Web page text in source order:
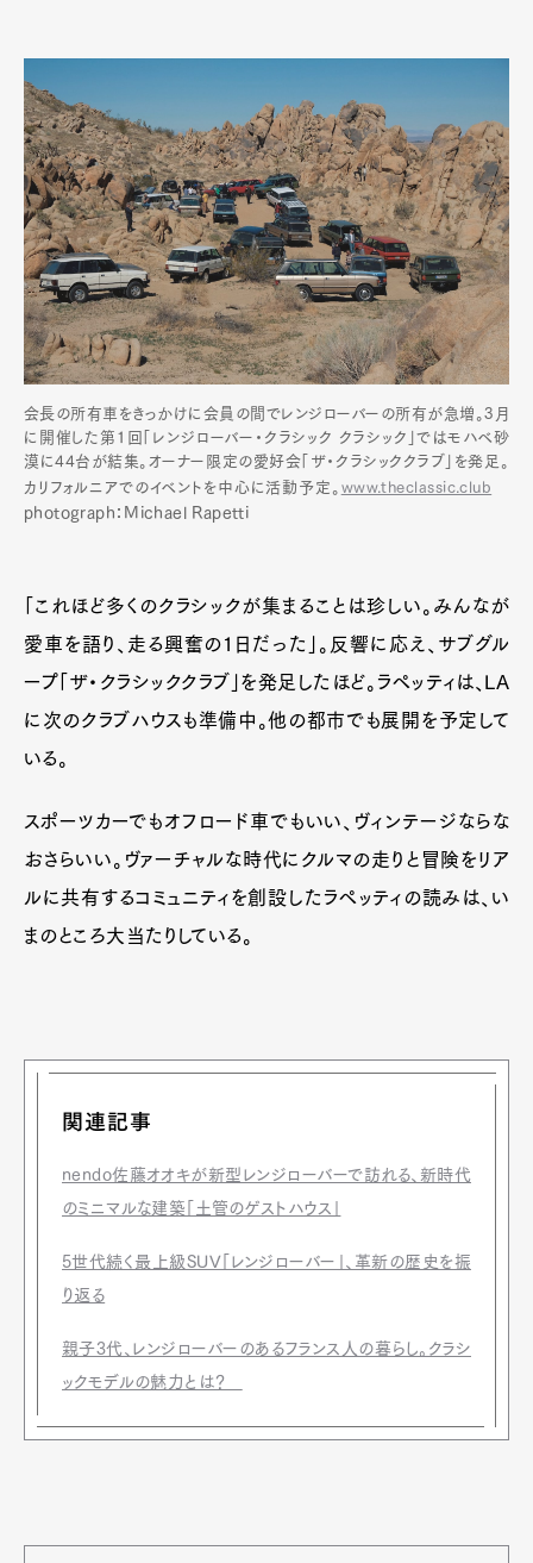
会長の所有車をきっかけに会員の間でレンジローバーの所有が急増。3月
に開催した第1回「レンジローバー・クラシック クラシック」ではモハベ砂
漠に44台が結集。オーナー限定の愛好会「ザ・クラシッククラブ」を発足。
カリフォルニアでのイベントを中心に活動予定。 www.theclassic.club
photograph：Michael Rapetti
「これほど多くのクラシックが集まることは珍しい。みんなが
愛車を語り、走る興奮の1日だった」。反響に応え、サブグル
ープ「ザ・クラシッククラブ」を発足したほど。ラペッティは、LA
に次のクラブハウスも準備中。他の都市でも展開を予定して
いる。
スポーツカーでもオフロード車でもいい、ヴィンテージならな
おさらいい。ヴァーチャルな時代にクルマの走りと冒険をリア
ルに共有するコミュニティを創設したラペッティの読みは、い
まのところ大当たりしている。
関連記事
nendo佐藤オオキが新型レンジローバーで訪れる、新時代
のミニマルな建築「土管のゲストハウス」
5世代続く最上級SUV「レンジローバー」、革新の歴史を振
り返る
親子3代、レンジローバーのあるフランス人の暮らし。クラシ
ックモデルの魅力とは？